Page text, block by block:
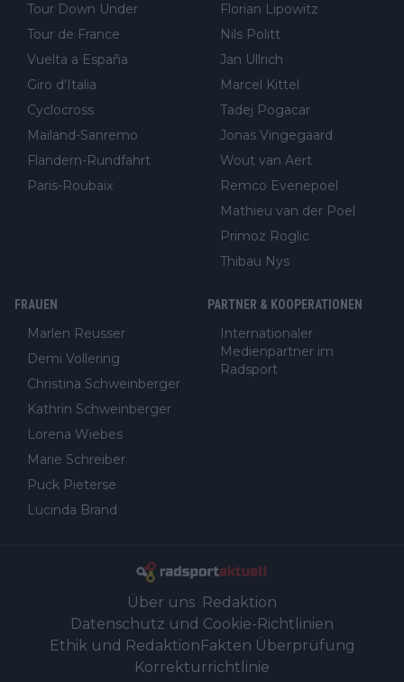
Tour Down Under
Tour de France
Vuelta a España
Giro d'Italia
Cyclocross
Mailand-Sanremo
Flandern-Rundfahrt
Paris-Roubaix
Florian Lipowitz
Nils Politt
Jan Ullrich
Marcel Kittel
Tadej Pogacar
Jonas Vingegaard
Wout van Aert
Remco Evenepoel
Mathieu van der Poel
Primoz Roglic
Thibau Nys
FRAUEN
Marlen Reusser
Demi Vollering
Christina Schweinberger
Kathrin Schweinberger
Lorena Wiebes
Marie Schreiber
Puck Pieterse
Lucinda Brand
PARTNER & KOOPERATIONEN
Internationaler
Medienpartner im
Radsport
Über uns Redaktion
Datenschutz und Cookie-Richtlinien
Ethik und RedaktionFakten Überprüfung
Korrekturrichtlinie